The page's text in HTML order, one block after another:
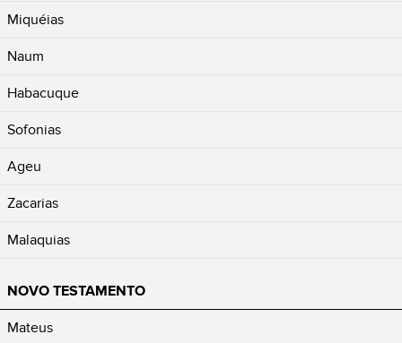
Miquéias
Naum
Habacuque
Sofonias
Ageu
Zacarias
Malaquias
NOVO TESTAMENTO
Mateus